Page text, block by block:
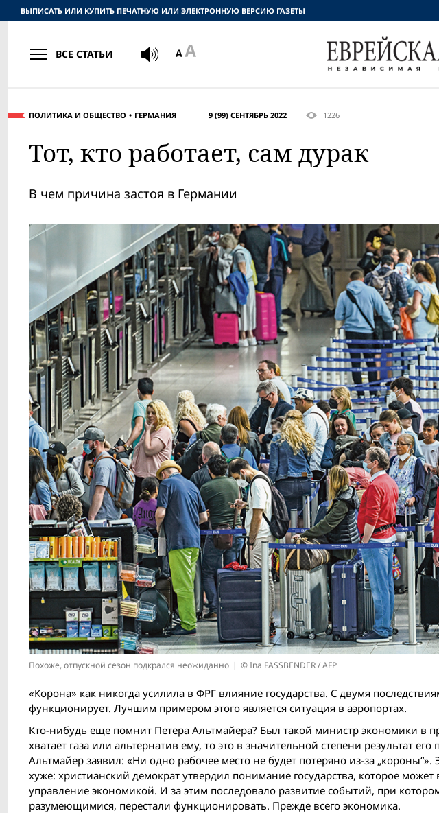
ПОЛИТИКА И ОБЩЕСТВО ГЕРМАНИЯ 9 (99) СЕНТЯБРЬ 2022 1226
Тот, кто работает, сам дурак
В чем причина застоя в Германии
Похоже, отпускной сезон подкрался неожиданно © Ina FASSBENDER / AFP
«Корона» как никогда усилила в ФРГ влияние государства. С двумя
функционирует. Лучшим примером этого является ситуация в аэропортах.
Кто-нибудь еще помнит Петера Альтмайера? Был такой министр экономики в
хватает газа или альтернатив ему, то это в значительной степени результат
Альтмайер заявил: «Ни одно рабочее место не будет потеряно из-за
хуже: христианский демократ утвердил понимание государства, которое
управление экономикой. И за этим последовало развитие событий, при
разумеющимися, перестали функционировать. Прежде всего экономика.
ВЫПИСАТЬ ИЛИ КУПИТЬ ПЕЧАТНУЮ ИЛИ ЭЛЕКТРОННУЮ ВЕРСИЮ ГАЗЕТЫ
ВСЕ СТАТЬИ